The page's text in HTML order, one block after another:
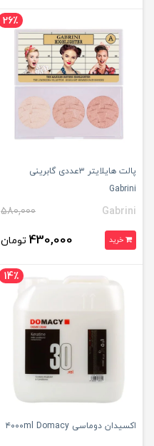
26٪
پالت هایلایتر ۳عددی گابرینی
Gabrini
Gabrini
580,000
خرید 430,000 تومان
14٪
اکسیدان دوماسی ۴۰۰۰ml Domacy